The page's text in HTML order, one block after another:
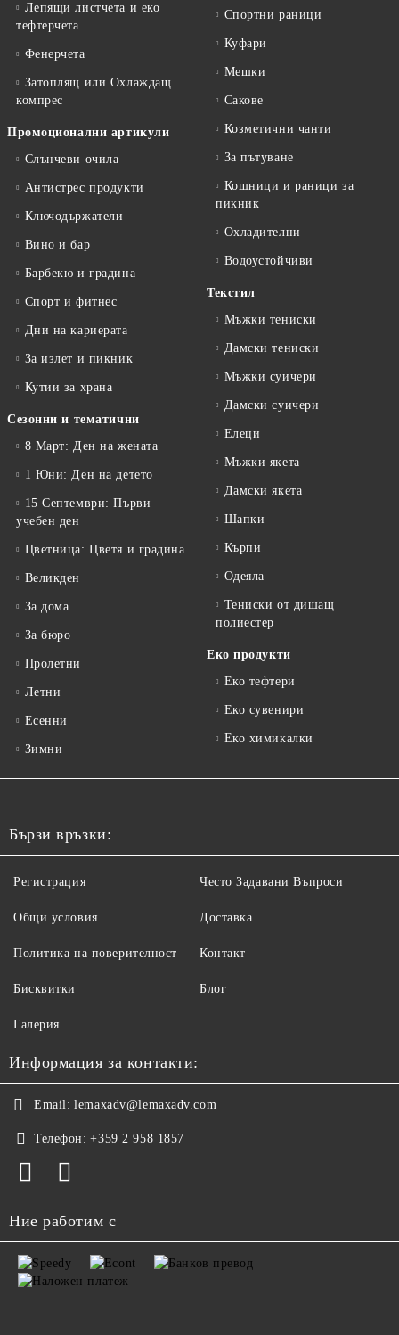
Лепящи листчета и еко
тефтeрчета
Фенерчета
Затоплящ или Охлаждащ
компрес
Промоционални артикули
Слънчеви очила
Антистрес продукти
Ключодържатели
Вино и бар
Барбекю и градина
Спорт и фитнес
Дни на кариерата
За излет и пикник
Кутии за храна
Сезонни и тематични
8 Март: Ден на жената
1 Юни: Ден на детето
15 Септември: Първи
учебен ден
Цветница: Цветя и градина
Великден
За дома
За бюро
Пролетни
Летни
Есенни
Зимни
Спортни раници
Куфари
Мешки
Сакове
Козметични чанти
За пътуване
Кошници и раници за
пикник
Охладителни
Водоустойчиви
Текстил
Мъжки тениски
Дамски тениски
Мъжки суичери
Дамски суичери
Елеци
Мъжки якета
Дамски якета
Шапки
Кърпи
Одеяла
Тениски от дишащ
полиестер
Еко продукти
Еко тефтери
Еко сувенири
Еко химикалки
Бързи връзки:
Регистрация
Общи условия
Политика на поверителност
Бисквитки
Често Задавани Въпроси
Доставка
Контакт
Блог
Галерия
Информация за контакти:
Email: lemaxadv@lemaxadv.com
Телефон: +359 2 958 1857
Ние работим с